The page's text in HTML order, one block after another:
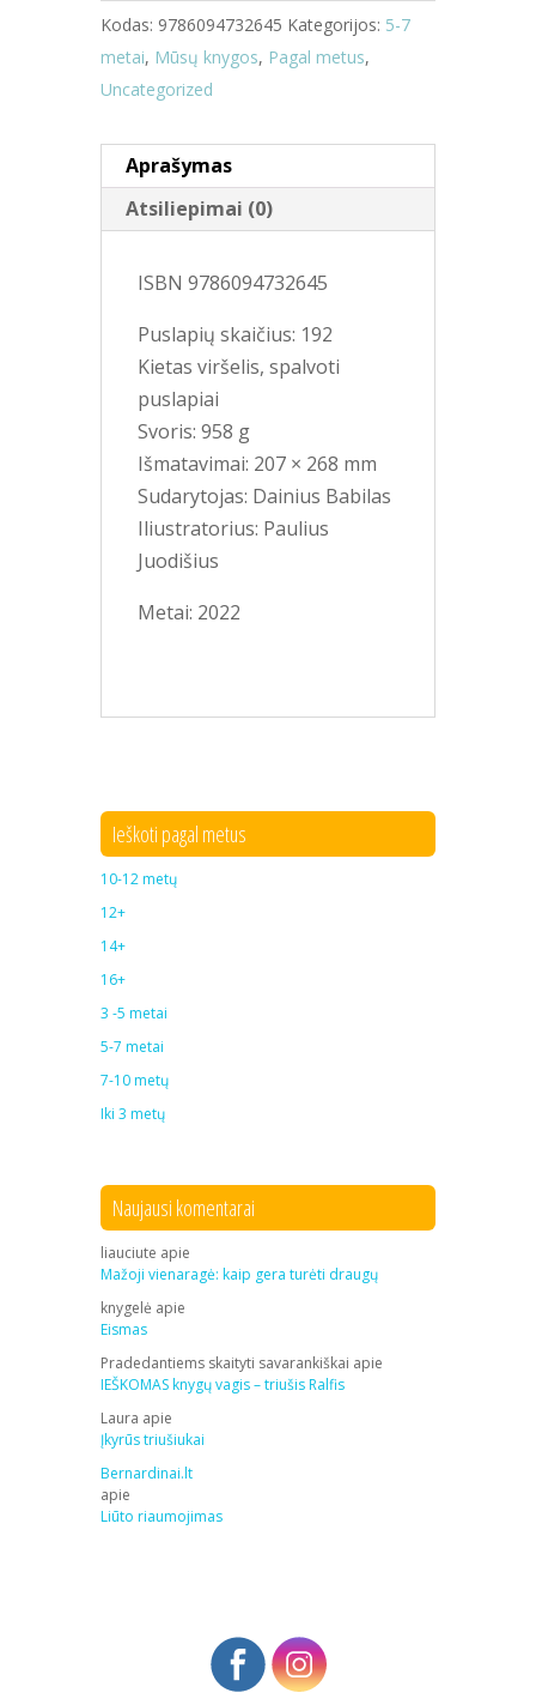
Kodas: 9786094732645 Kategorijos: 5-7
metai, Mūsų knygos, Pagal metus,
Uncategorized
Aprašymas
Atsiliepimai (0)
ISBN 9786094732645
Puslapių skaičius: 192
Kietas viršelis, spalvoti
puslapiai
Svoris: 958 g
Išmatavimai: 207 × 268 mm
Sudarytojas: Dainius Babilas
Iliustratorius: Paulius
Juodišius
Metai: 2022
Ieškoti pagal metus
10-12 metų
12+
14+
16+
3 -5 metai
5-7 metai
7-10 metų
Iki 3 metų
Naujausi komentarai
liauciute apie
Mažoji vienaragė: kaip gera turėti draugų
knygelė apie
Eismas
Pradedantiems skaityti savarankiškai apie
IEŠKOMAS knygų vagis – triušis Ralfis
Laura apie
Įkyrūs triušiukai
Bernardinai.lt
apie
Liūto riaumojimas